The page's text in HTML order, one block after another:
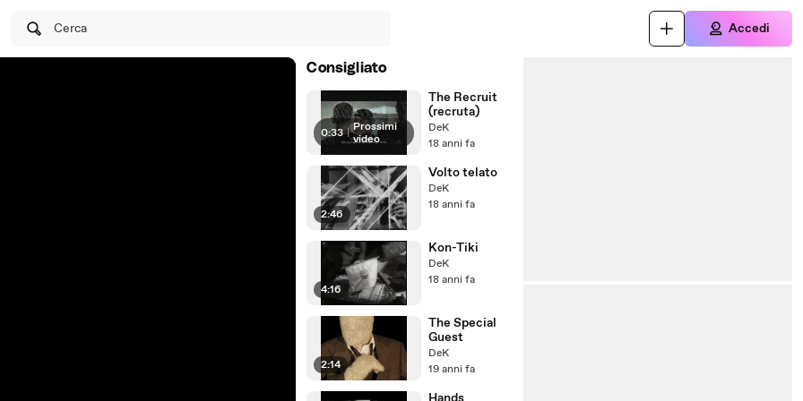
Cerca Accedi
Consigliato
0:33 | Prossimi
video
The Recruit
(recruta)
DeK
18 anni fa
2:46
Volto telato
DeK
18 anni fa
4:16
Kon-Tiki
DeK
18 anni fa
2:14
The Special
Guest
DeK
19 anni fa